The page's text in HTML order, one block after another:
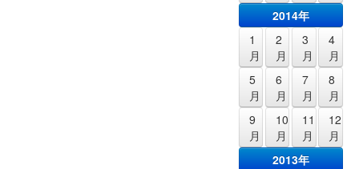
2014年
1
月
2
月
3
月
4
月
5
月
6
月
7
月
8
月
9
月
10
月
11
月
12
月
2013年